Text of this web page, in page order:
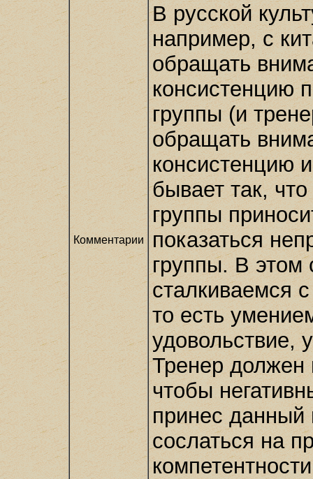
Комментарии
В русской
например, с
обращать
консистенцию
группы (и
обращать
консистенцию
бывает так,
группы
показаться
группы. В этом
сталкиваемся
то есть
удовольствие,
Тренер должен
чтобы
принес данный
сослаться на